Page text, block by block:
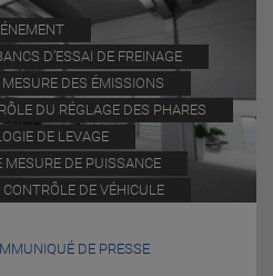
D’ESSAI DE FREINAGE
DES ÉMISSIONS
DU RÉGLAGE DES PHARES
DE LEVAGE
MESURE DE PUISSANCE
DE VÉHICULE
DE PRESSE